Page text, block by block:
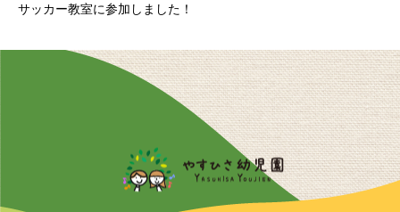
サッカー教室に参加しました！